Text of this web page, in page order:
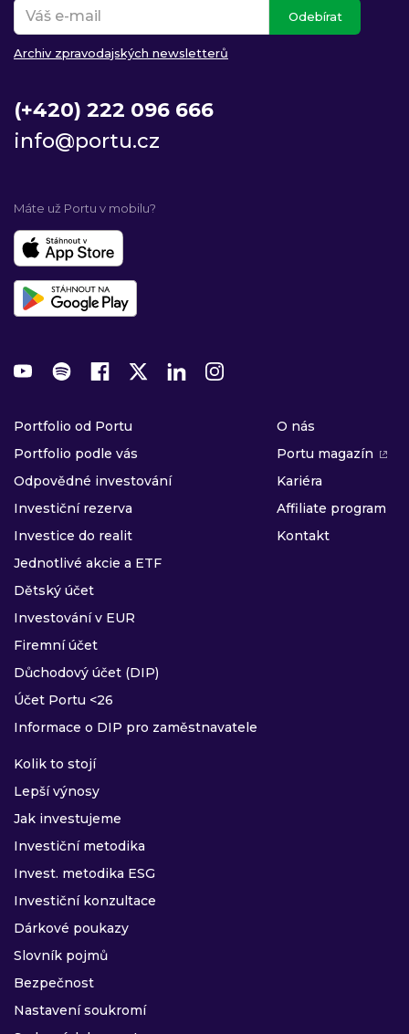
Odebírat
Archiv zpravodajských newsletterů
(+420) 222 096 666
info@portu.cz
Máte už Portu v mobilu?
Portfolio od Portu
Portfolio podle vás
Odpovědné investování
Investiční rezerva
Investice do realit
Jednotlivé akcie a ETF
Dětský účet
Investování v EUR
Firemní účet
Důchodový účet (DIP)
Účet Portu <26
Informace o DIP pro zaměstnavatele
Kolik to stojí
Lepší výnosy
Jak investujeme
Investiční metodika
Invest. metodika ESG
Investiční konzultace
Dárkové poukazy
Slovník pojmů
Bezpečnost
Nastavení soukromí
O nás
Portu magazín
Kariéra
Affiliate program
Kontakt